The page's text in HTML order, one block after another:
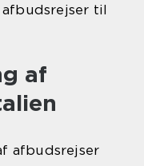
til
af
afbudsrejser